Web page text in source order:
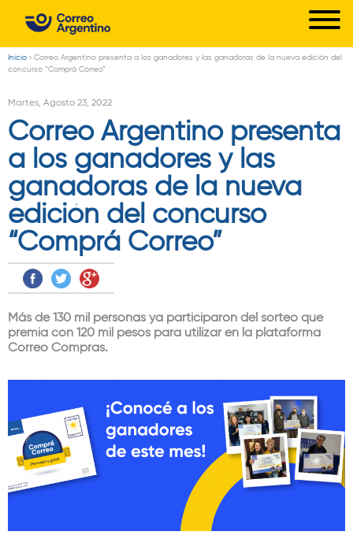
contenido
e
o
A
g
o
Usted
aquí
Inicio › Correo Argentino presenta a los ganadores y las ganadoras de la nueva edición del
concurso “Comprá Correo”
Martes, Agosto 23, 2022
Correo Argentino presenta
a los ganadores y las
ganadoras de la nueva
edición del concurso
“Comprá Correo”
Más de 130 mil personas ya participaron del sorteo que
premia con 120 mil pesos para utilizar en la plataforma
Correo Compras.